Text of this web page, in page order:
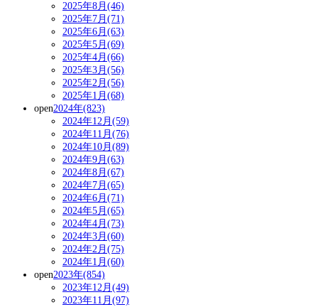
2025年8月(46)
2025年7月(71)
2025年6月(63)
2025年5月(69)
2025年4月(66)
2025年3月(56)
2025年2月(56)
2025年1月(68)
open2024年(823)
2024年12月(59)
2024年11月(76)
2024年10月(89)
2024年9月(63)
2024年8月(67)
2024年7月(65)
2024年6月(71)
2024年5月(65)
2024年4月(73)
2024年3月(60)
2024年2月(75)
2024年1月(60)
open2023年(854)
2023年12月(49)
2023年11月(97)